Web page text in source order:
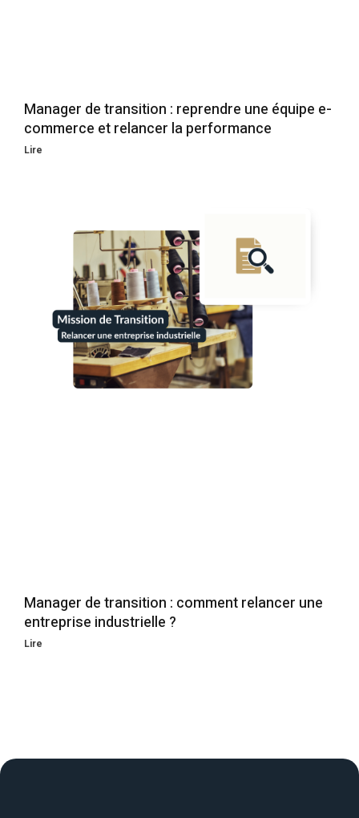
Manager de transition : reprendre une équipe e-
commerce et relancer la performance
Lire
Manager de transition : comment relancer une
entreprise industrielle ?
Lire